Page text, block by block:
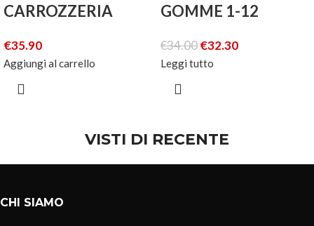
CARROZZERIA
€35.90
Aggiungi al carrello
GOMME 1-12
€34.00€32.30
Leggi tutto
VISTI DI RECENTE
CHI SIAMO